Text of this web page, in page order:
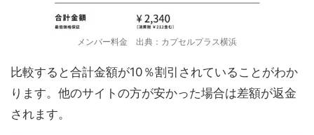
メンバー料金 出典：カプセルプラス横浜
比較すると合計金額が10％割引されていることがわか
ります。他のサイトの方が安かった場合は差額が返金
されます。